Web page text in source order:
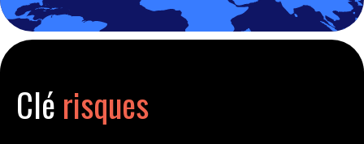
Clé risques